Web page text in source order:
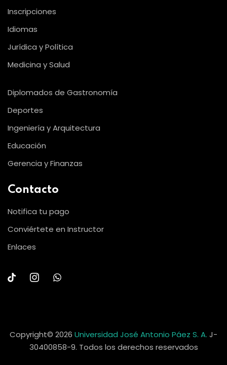
Inscripciones
Idiomas
Jurídica y Política
Medicina y Salud
Diplomados de Gastronomía
Deportes
Ingeniería y Arquitectura
Educación
Gerencia y Finanzas
Contacto
Notifica tu pago
Conviértete en Instructor
Enlaces
Copyright© 2026 Universidad José Antonio Páez S. A. J-
30400858-9. Todos los derechos reservados